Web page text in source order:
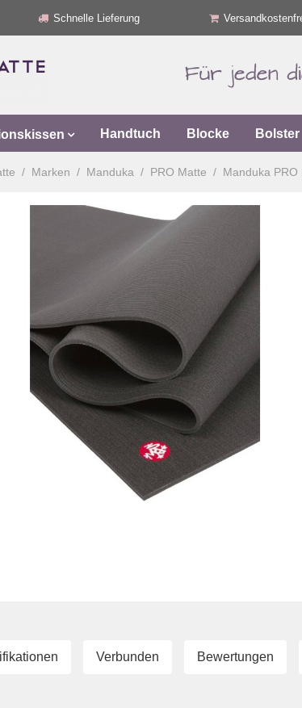
Schnelle Lieferung
Handtuch Blocke Bolster
Marken Manduka PRO Matte Manduka PRO
Verbunden Bewertungen